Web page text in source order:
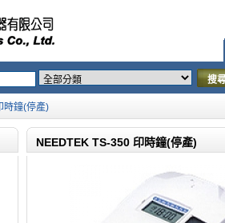
搜
時鐘(停產)
NEEDTEK TS-350 印時鐘(停產)